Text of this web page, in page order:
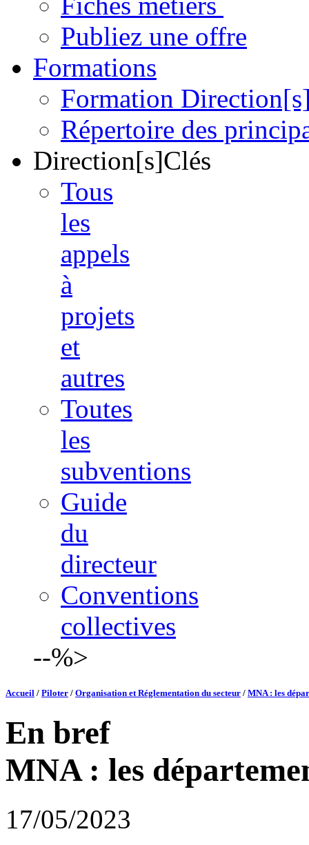
Publiez une offre
Formations
Formation
Répertoire des
Direction[s]Clés
Tous
les
appels
à
projets
et
autres
Toutes
les
subventions
Guide
du
directeur
Conventions
collectives
--%>
Accueil / Piloter / Organisation et Réglementation du secteur / MNA : les
En bref
MNA : les
17/05/2023